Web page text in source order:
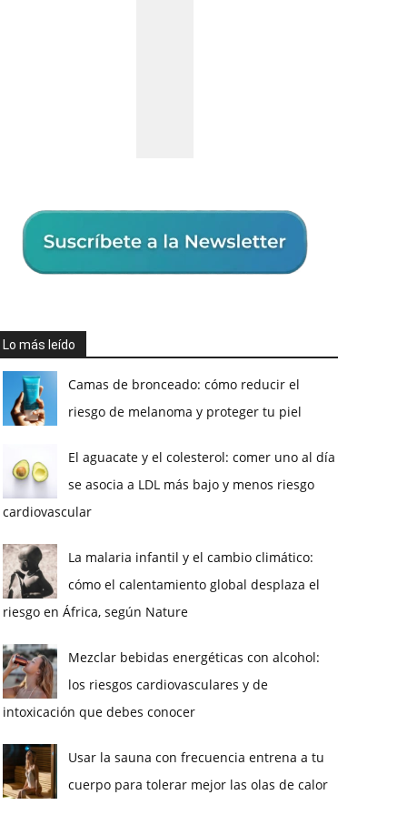
Lo más leído
Camas de bronceado: cómo reducir el
riesgo de melanoma y proteger tu piel
El aguacate y el colesterol: comer uno al día
se asocia a LDL más bajo y menos riesgo
cardiovascular
La malaria infantil y el cambio climático:
cómo el calentamiento global desplaza el
riesgo en África, según Nature
Mezclar bebidas energéticas con alcohol:
los riesgos cardiovasculares y de
intoxicación que debes conocer
Usar la sauna con frecuencia entrena a tu
cuerpo para tolerar mejor las olas de calor